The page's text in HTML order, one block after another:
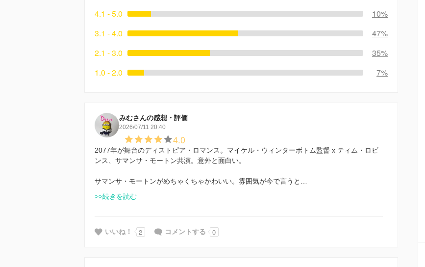
4.1 - 5.0
10%
3.1 - 4.0
47%
2.1 - 3.0
35%
1.0 - 2.0
7%
みむさんの感想・評価
2026/07/11 20:40
4.0
2077年が舞台のディストピア・ロマンス。マイケル・ウィンターボトム監督 x ティム・ロビ
ンス、サマンサ・モートン共演。意外と面白い。
サマンサ・モートンがめちゃくちゃかわいい。雰囲気が今で言うと…
>>続きを読む
いいね！ 2 コメントする 0